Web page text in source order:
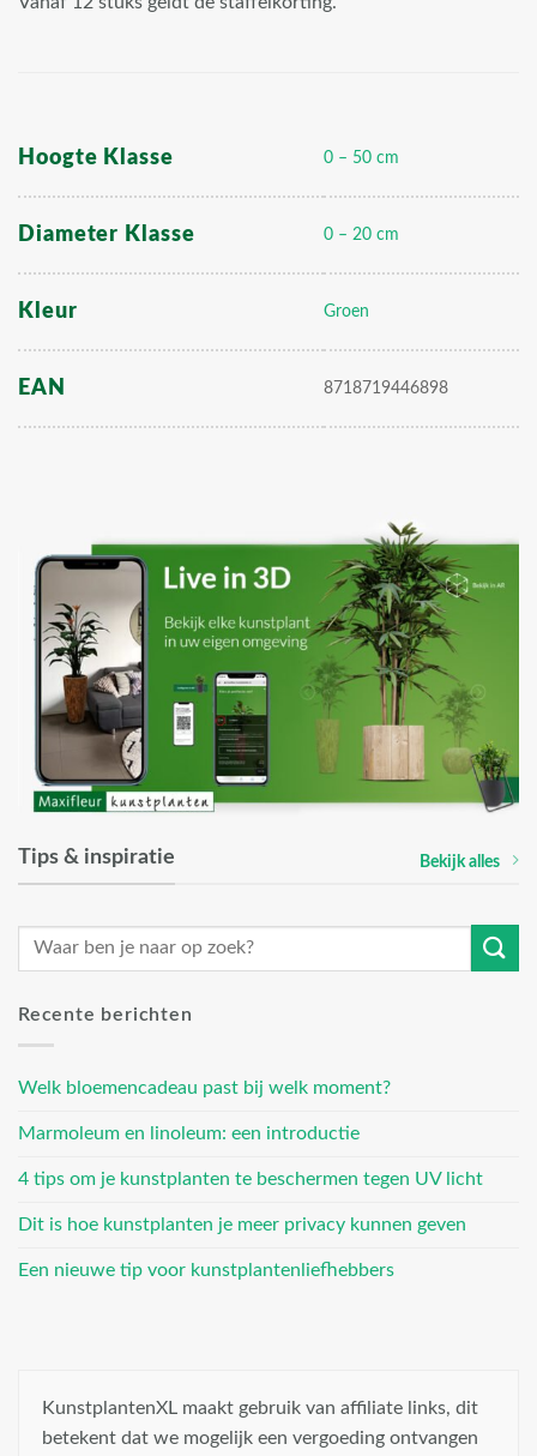
Hoogte Klasse 0 – 50 cm
Diameter Klasse 0 – 20 cm
Kleur Groen
EAN 8718719446898
Tips & inspiratie Bekijk alles
Recente berichten
Welk bloemencadeau past bij welk moment?
Marmoleum en linoleum: een introductie
4 tips om je kunstplanten te beschermen tegen UV licht
Dit is hoe kunstplanten je meer privacy kunnen geven
Een nieuwe tip voor kunstplantenliefhebbers
KunstplantenXL maakt gebruik van affiliate links, dit
betekent dat we mogelijk een vergoeding ontvangen